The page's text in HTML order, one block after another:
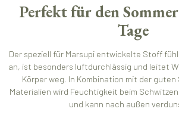
Perfekt für den
Tage
Der speziell für Marsupi entwickelte Stoff
an, ist besonders luftdurchlässig und leitet
Körper weg. In Kombination mit der
Materialien wird Feuchtigkeit beim
und kann nach außen